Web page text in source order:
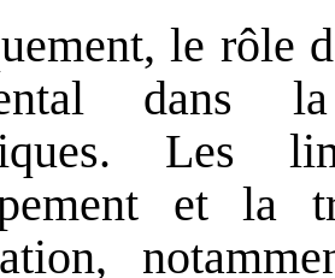
le rôle
dans
Les
et la